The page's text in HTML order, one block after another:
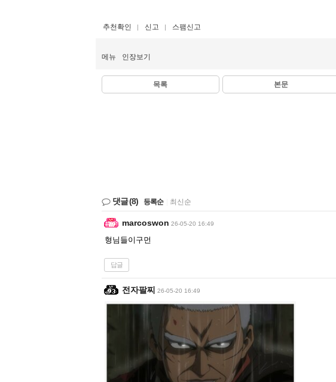
추천확인 신고 스팸신고
메뉴 인장보기
목록 본문
댓글(8) 등록순 최신순
marcoswon 26-05-20 16:49
형님들이구먼
답글
전자팔찌 26-05-20 16:49